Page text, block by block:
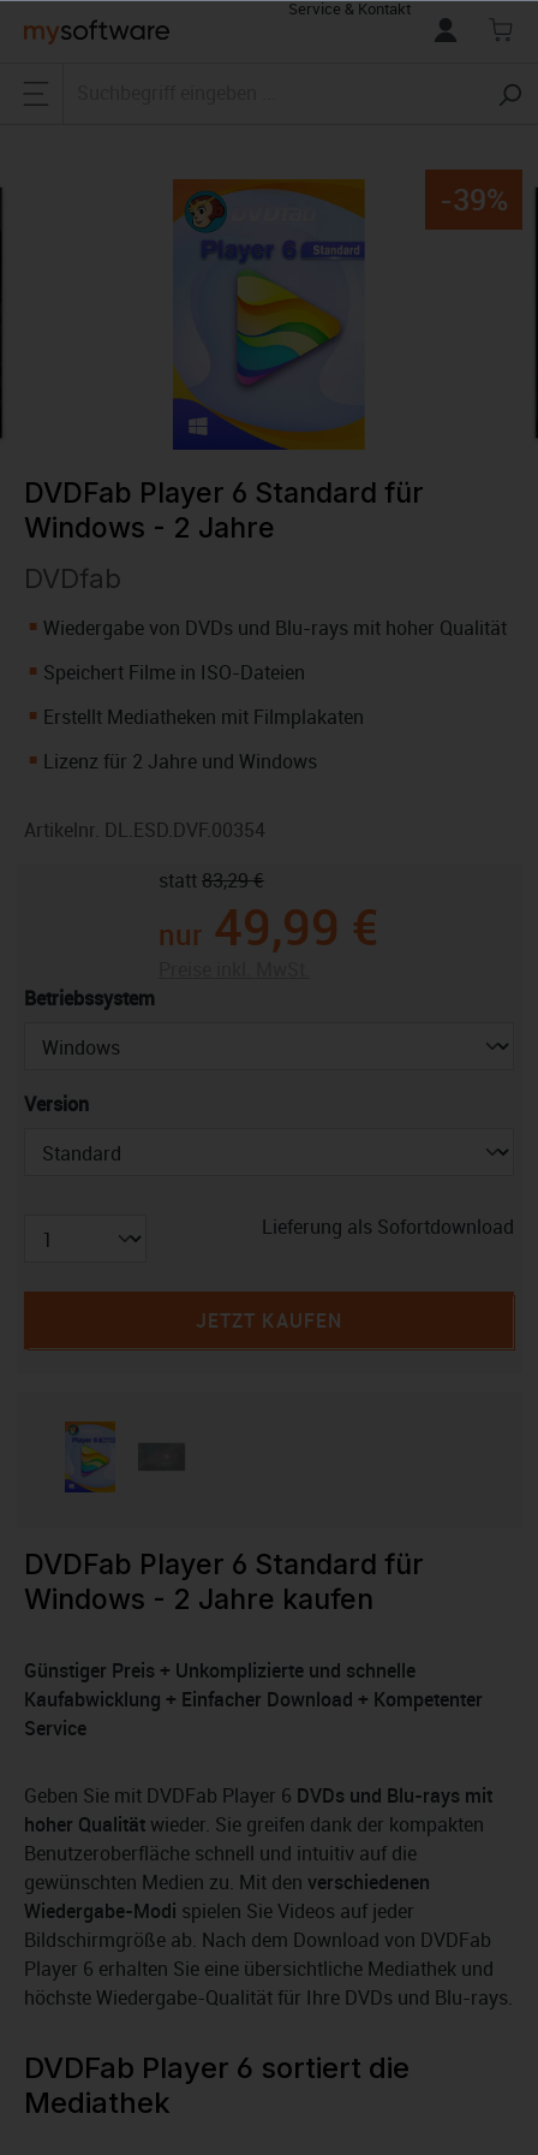
springen
Service & Kontakt
-39%
DVDFab Player 6 Standard für
Windows - 2 Jahre
DVDfab
Wiedergabe von DVDs und Blu-rays mit hoher Qualität
Speichert Filme in ISO-Dateien
Erstellt Mediatheken mit Filmplakaten
Lizenz für 2 Jahre und Windows
Artikelnr. DL.ESD.DVF.00354
nur 49,99 €
statt83,29 €
Betriebssystem
Versionauswählen
Lieferung als Sofortdownload
JETZT KAUFEN
DVDFab Player 6 Standard für
Windows - 2 Jahre kaufen
Günstiger Preis + Unkomplizierte und schnelle
Kaufabwicklung + Einfacher Download + Kompetenter
Service
Geben Sie mit DVDFab Player 6 DVDs und Blu-rays mit
hoher Qualität wieder. Sie greifen dank der kompakten
Benutzeroberfläche schnell und intuitiv auf die
gewünschten Medien zu. Mit den verschiedenen
Wiedergabe-Modi spielen Sie Videos auf jeder
Bildschirmgröße ab. Nach dem Download von DVDFab
Player 6 erhalten Sie eine übersichtliche Mediathek und
höchste Wiedergabe-Qualität für Ihre DVDs und Blu-rays.
DVDFab Player 6 sortiert die
Mediathek